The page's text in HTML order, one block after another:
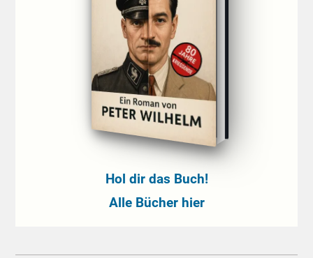
Hol dir das Buch!
Alle Bücher hier